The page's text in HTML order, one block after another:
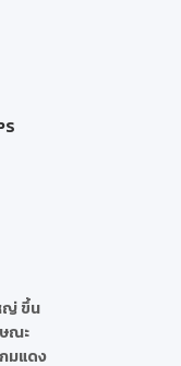
ญ่ ขึ้น
ณะ
มแดง